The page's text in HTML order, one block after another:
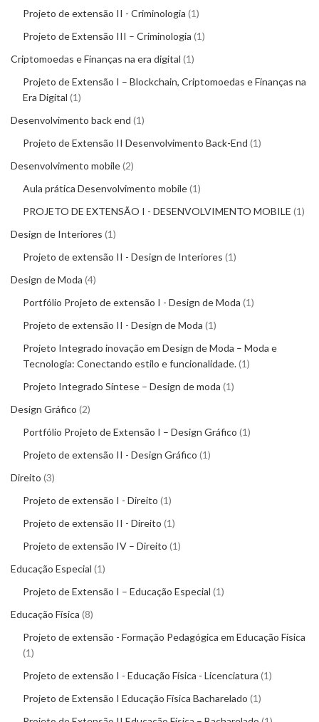
Projeto de extensão II - Criminologia 1
Projeto de Extensão III – Criminologia 1
Criptomoedas e Finanças na era digital 1
Projeto de Extensão I – Blockchain, Criptomoedas e Finanças na
Era Digital 1
Desenvolvimento back end 1
Projeto de Extensão II Desenvolvimento Back-End 1
Desenvolvimento mobile 2
Aula prática Desenvolvimento mobile 1
PROJETO DE EXTENSÃO I - DESENVOLVIMENTO MOBILE 1
Design de Interiores 1
Projeto de extensão II - Design de Interiores 1
Design de Moda 4
Portfólio Projeto de extensão I - Design de Moda 1
Projeto de extensão II - Design de Moda 1
Projeto Integrado inovação em Design de Moda – Moda e
Tecnologia: Conectando estilo e funcionalidade. 1
Projeto Integrado Síntese – Design de moda 1
Design Gráfico 2
Portfólio Projeto de Extensão I – Design Gráfico 1
Projeto de extensão II - Design Gráfico 1
Direito 3
Projeto de extensão I - Direito 1
Projeto de extensão II - Direito 1
Projeto de extensão IV – Direito 1
Educação Especial 1
Projeto de Extensão I – Educação Especial 1
Educação Física 8
Projeto de extensão - Formação Pedagógica em Educação Física
1
Projeto de extensão I - Educação Física - Licenciatura 1
Projeto de Extensão I Educação Física Bacharelado 1